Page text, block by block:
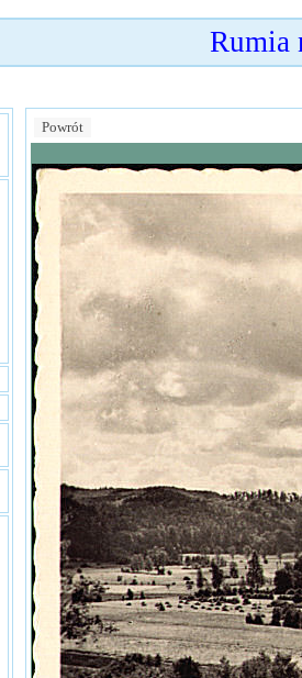
Rumia
Powrót